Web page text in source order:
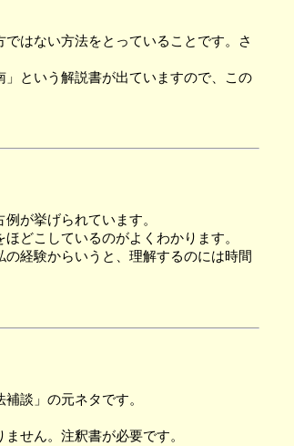
はない方法をとっていることです。さ
という解説書が出ていますので、この
が挙げられています。
どこしているのがよくわかります。
経験からいうと、理解するのには時間
談」の元ネタです。
せん。注釈書が必要です。